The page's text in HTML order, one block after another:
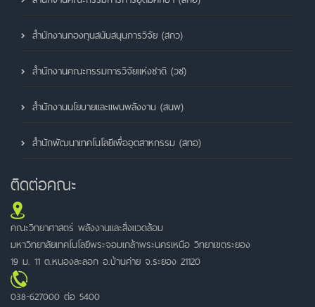
สำนักงานกองทุนสนับสนุนการวิจัย (สกว)
สำนักงานคณะกรรมการวิจัยแห่งชาติ (วช)
สำนักงานนโยบายและแผนพลังงาน (สนพ)
สำนักพัฒนาเทคโนโลยีเพื่ออุตสาหกรรม (สทอ)
ติดต่อคณะ
คณะวิทยาศาสตร์ พลังงานและสิ่งแวดล้อม
มหาวิทยาลัยเทคโนโลยีพระจอมเกล้าพระนครเหนือ วิทยาเขตระยอง
19 ม. 11 ต.หนองละลอก อ.บ้านค่าย จ.ระยอง 21120
038-627000 ต่อ 5400